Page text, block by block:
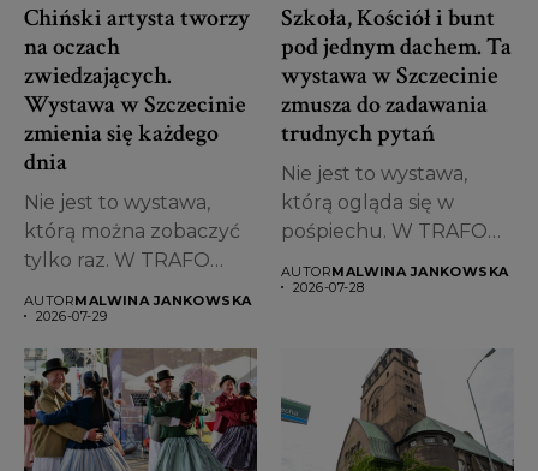
Chiński artysta tworzy
na oczach
zwiedzających.
Wystawa w Szczecinie
zmienia się każdego
dnia
Nie jest to wystawa,
którą można zobaczyć
tylko raz. W TRAFO
AUTORMALWINA JANKOWSKA
2026-07-29
Szkoła, Kościół i bunt
pod jednym dachem. Ta
wystawa w Szczecinie
zmusza do zadawania
trudnych pytań
Nie jest to wystawa,
którą ogląda się w
pośpiechu. W TRAFO
AUTORMALWINA JANKOWSKA
2026-07-28